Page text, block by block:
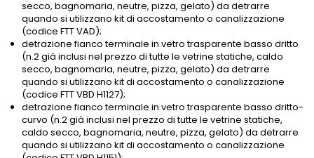
secco, bagnomaria, neutre, pizza, gelato) da detrarre
quando si utilizzano kit di accostamento o canalizzazione
(codice FTT VAD);
detrazione fianco terminale in vetro trasparente basso dritto
(n.2 già inclusi nel prezzo di tutte le vetrine statiche, caldo
secco, bagnomaria, neutre, pizza, gelato) da detrarre
quando si utilizzano kit di accostamento o canalizzazione
(codice FTT VBD H1127);
detrazione fianco terminale in vetro trasparente basso dritto-
curvo (n.2 già inclusi nel prezzo di tutte le vetrine statiche,
caldo secco, bagnomaria, neutre, pizza, gelato) da detrarre
quando si utilizzano kit di accostamento o canalizzazione